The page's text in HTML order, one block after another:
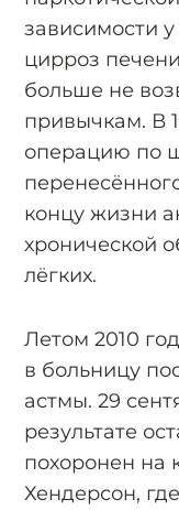
зависимости
цирроз
больше не
привычкам. В
операцию по
концу жизни
хронической
лёгких.
Летом 2010
в больницу
астмы. 29
результате
похоронен на
Хендерсон,